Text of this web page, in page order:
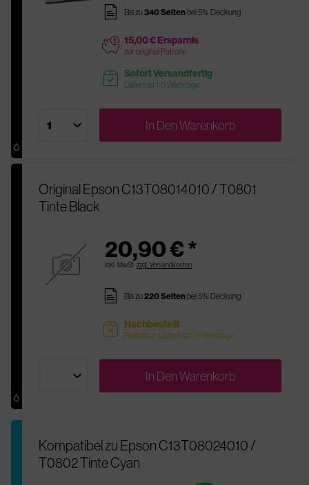
pages Bis zu340 Seitenbei 5% Deckung
price 15,00 € Ersparnis
zur original Patrone
readytoship Sofort Versandfertig
Lieferfrist 1-3 Werktage
In DenWarenkorb
Original Epson C13T08014010 / T0801
Tinte Black
20,90 € *
inkl. MwSt. zzgl. Versandkosten
pages Bis zu220 Seitenbei 5% Deckung
sold Nachbestellt
Bestellbar, Lieferfrist 1-3 Werktage
In DenWarenkorb
Kompatibel zu Epson C13T08024010 /
T0802 Tinte Cyan